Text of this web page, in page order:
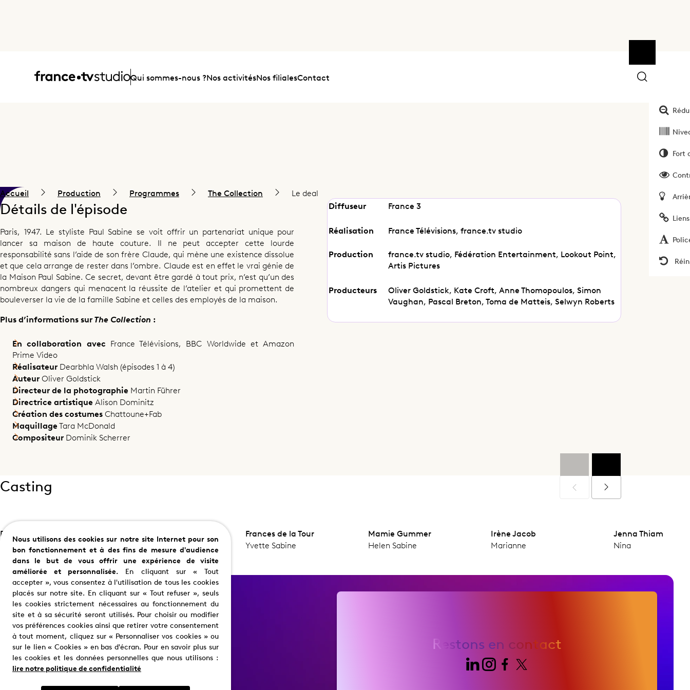
Ouvrir la
Fort
Accueil Qui sommes-nous ?Nos activitésNos filialesContact
Le deal
Partager cet épisode
Accueil Production Programmes The Collection Le deal
Détails de l'épisode
Paris, 1947. Le styliste Paul Sabine se voit offrir un partenariat unique pour
lancer sa maison de haute couture. Il ne peut accepter cette lourde
responsabilité sans l’aide de son frère Claude, qui mène une existence dissolue
et que cela arrange de rester dans l’ombre. Claude est en effet le vrai génie de
la Maison Paul Sabine. Ce secret, devant être gardé à tout prix, n’est qu’un des
nombreux dangers qui menacent la réussite de l’atelier et qui promettent de
bouleverser la vie de la famille Sabine et celles des employés de la maison.
Plus d’informations surThe Collection :
En collaboration avec France Télévisions, BBC Worldwide et Amazon
Prime Video
RéalisateurDearbhla Walsh (épisodes 1 à 4)
AuteurOliver Goldstick
Directeur de la photographie Martin Führer
Directrice artistiqueAlison Dominitz
Création des costumesChattoune+Fab
MaquillageTara McDonald
CompositeurDominik Scherrer
Diffuseur France 3
Réalisation France Télévisions, france.tv studio
Production
france.tv studio, Fédération Entertainment, Lookout Point,
Artis Pictures
Producteurs
Oliver Goldstick, Kate Croft, Anne Thomopoulos, Simon
Vaughan, Pascal Breton, Toma de Matteis, Selwyn Roberts
Casting
Richard Coyle
Paul Sabine Claude Sabine
Frances de la Tour
Yvette Sabine
Mamie Gummer
Helen Sabine
Irène Jacob
Marianne
Jenna Thiam
Nina
Nous trouver
Où nous trouver ?
Restons en contact
Nous utilisons des cookies sur notre site Internet pour son
bon fonctionnement et à des fins de mesure d'audience
dans le but de vous offrir une expérience de visite
améliorée et personnalisée. En cliquant sur « Tout
accepter », vous consentez à l'utilisation de tous les cookies
placés sur notre site. En cliquant sur « Tout refuser », seuls
les cookies strictement nécessaires au fonctionnement du
site et à sa sécurité seront utilisés. Pour choisir ou modifier
vos préférences cookies ainsi que retirer votre consentement
à tout moment, cliquez sur « Personnaliser vos cookies » ou
sur le lien « Cookies » en bas d'écran. Pour en savoir plus sur
les cookies et les données personnelles que nous utilisons :
lire notre politique de confidentialité